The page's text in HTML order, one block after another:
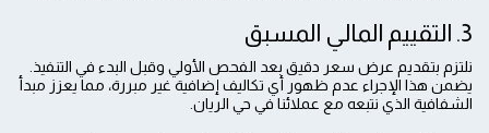
3. التقييم المالي المسبق
نلتزم بتقديم عرض سعر دقيق بعد الفحص الأولي وقبل البدء في التنفيذ.
يضمن هذا الإجراء عدم ظهور أي تكاليف إضافية غير مبررة، مما يعزز مبدأ
الشفافية الذي نتبعه مع عملائنا في حي الريان.